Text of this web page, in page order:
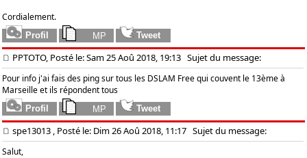
Cordialement.
PPTOTO, Posté le: Sam 25 Aoû 2018, 19:13 Sujet du message:
Pour info j'ai fais des ping sur tous les DSLAM Free qui couvent le 13ème à
Marseille et ils répondent tous
spe13013 , Posté le: Dim 26 Aoû 2018, 11:17 Sujet du message:
Salut,